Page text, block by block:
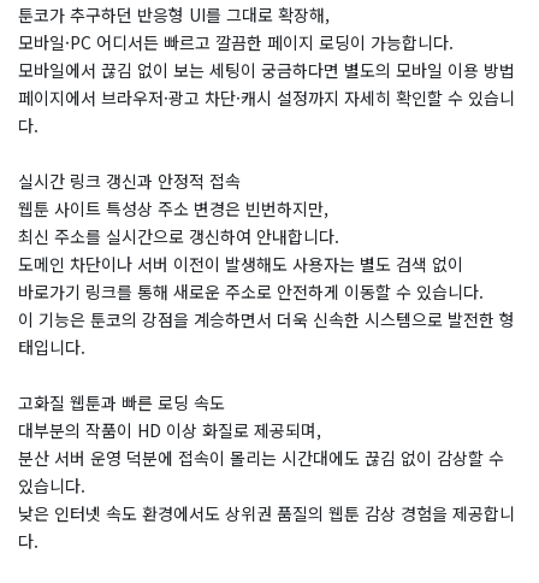
툰코가 추구하던 반응형 UI를 그대로 확장해,
모바일·PC 어디서든 빠르고 깔끔한 페이지 로딩이 가능합니다.
모바일에서 끊김 없이 보는 세팅이 궁금하다면 별도의 모바일 이용 방법
페이지에서 브라우저·광고 차단·캐시 설정까지 자세히 확인할 수 있습니
다.
실시간 링크 갱신과 안정적 접속
웹툰 사이트 특성상 주소 변경은 빈번하지만,
최신 주소를 실시간으로 갱신하여 안내합니다.
도메인 차단이나 서버 이전이 발생해도 사용자는 별도 검색 없이
바로가기 링크를 통해 새로운 주소로 안전하게 이동할 수 있습니다.
이 기능은 툰코의 강점을 계승하면서 더욱 신속한 시스템으로 발전한 형
태입니다.
고화질 웹툰과 빠른 로딩 속도
대부분의 작품이 HD 이상 화질로 제공되며,
분산 서버 운영 덕분에 접속이 몰리는 시간대에도 끊김 없이 감상할 수
있습니다.
낮은 인터넷 속도 환경에서도 상위권 품질의 웹툰 감상 경험을 제공합니
다.